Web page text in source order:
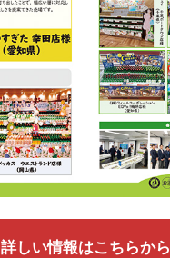
詳しい情報はこちらから